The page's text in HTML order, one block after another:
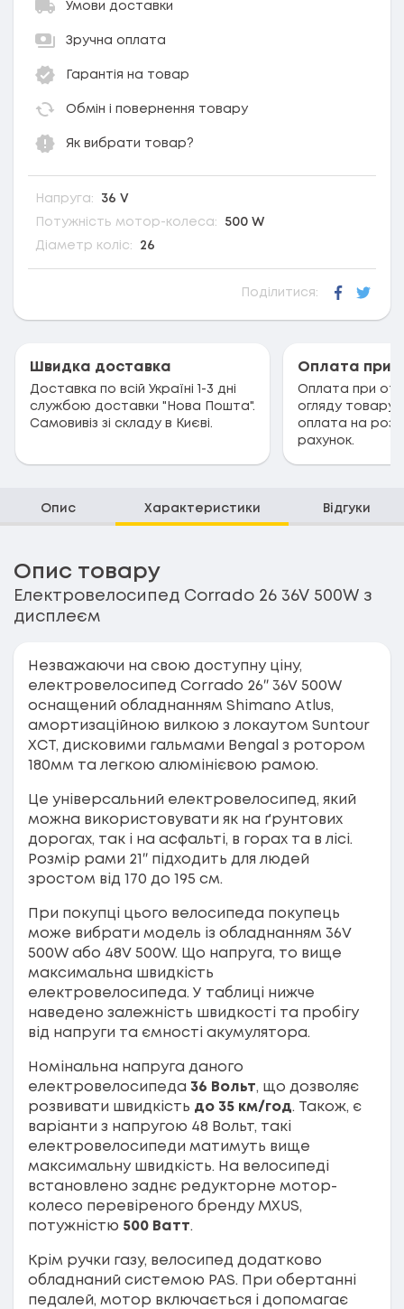
Умови доставки
Зручна оплата
Гарантія на товар
Обмін і повернення товару
Як вибрати товар?
Напруга: 36 V
Потужність мотор-колеса: 500 W
Діаметр коліс: 26
Поділитися:
Швидка доставка
Доставка по всій Україні 1-3 дні
службою доставки "Нова Пошта".
Самовивіз зі складу в Києві.
Оплата при
Оплата при
огляду
оплата на
рахунок.
Опис Характеристики Відгуки
Опис товару
Електровелосипед Corrado 26 36V 500W з
дисплеєм
Незважаючи на свою доступну ціну,
електровелосипед Corrado 26″ 36V 500W
оснащений обладнанням Shimano Atlus,
амортизаційною вилкою з локаутом Suntour
XCT, дисковими гальмами Bengal з ротором
180мм та легкою алюмінієвою рамою.
Це універсальний електровелосипед, який
можна використовувати як на ґрунтових
дорогах, так і на асфальті, в горах та в лісі.
Розмір рами 21″ підходить для людей
зростом від 170 до 195 см.
При покупці цього велосипеда покупець
може вибрати модель із обладнанням 36V
500W або 48V 500W. Що напруга, то вище
максимальна швидкість
електровелосипеда. У таблиці нижче
наведено залежність швидкості та пробігу
від напруги та ємності акумулятора.
Номінальна напруга даного
електровелосипеда 36 Вольт, що дозволяє
розвивати швидкість до 35 км/год. Також, є
варіанти з напругою 48 Вольт, такі
електровелосипеди матимуть вище
максимальну швидкість. На велосипеді
встановлено заднє редукторне мотор-
колесо перевіреного бренду MXUS,
потужністю 500 Ватт.
Крім ручки газу, велосипед додатково
обладнаний системою PAS. При обертанні
педалей, мотор включається і допомагає